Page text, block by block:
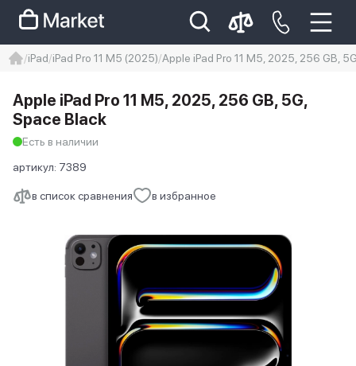
Iphone 14 pro max
айфон 14
iPad iPad Pro 11 M5 (2025) Apple iPad Pro 11 M5, 2025, 256 GB,
в список сравнения в избранное
Apple iPad Pro 11 M5, 2025, 256 GB, 5G,
Space Black
Есть в наличии
артикул: 7389